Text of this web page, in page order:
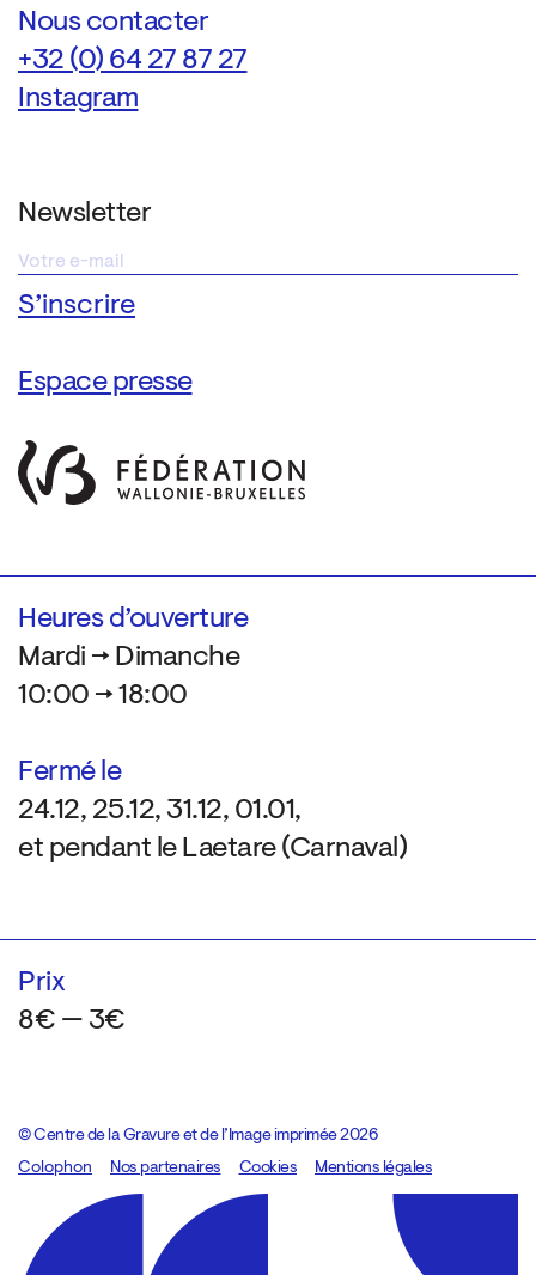
Nous contacter
+32 (0) 64 27 87 27
Instagram
Newsletter
Espace presse
Heures d’ouverture
Mardi → Dimanche
10:00 → 18:00
Fermé le
24.12, 25.12, 31.12, 01.01,
et pendant le Laetare (Carnaval)
Prix
8€ — 3€
© Centre de la Gravure et de l’Image imprimée 2026
Colophon
Design:Marcel Kaczmarek, code:8080.studio
Nos partenaires Cookies Mentions légales